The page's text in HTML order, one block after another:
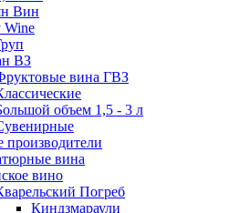
Вин
Wine
ВЗ
вина ГВЗ
объем 1,5 - 3 л
производители
вина
вино
Погреб
Киндзмараули